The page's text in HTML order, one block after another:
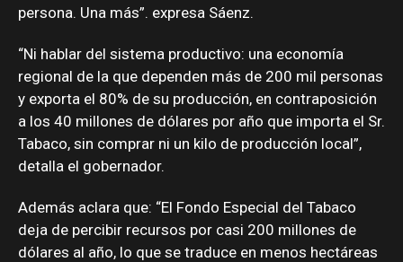
persona. Una más”. expresa Sáenz.
“Ni hablar del sistema productivo: una economía
regional de la que dependen más de 200 mil personas
y exporta el 80% de su producción, en contraposición
a los 40 millones de dólares por año que importa el Sr.
Tabaco, sin comprar ni un kilo de producción local”,
detalla el gobernador.
Además aclara que: “El Fondo Especial del Tabaco
deja de percibir recursos por casi 200 millones de
dólares al año, lo que se traduce en menos hectáreas